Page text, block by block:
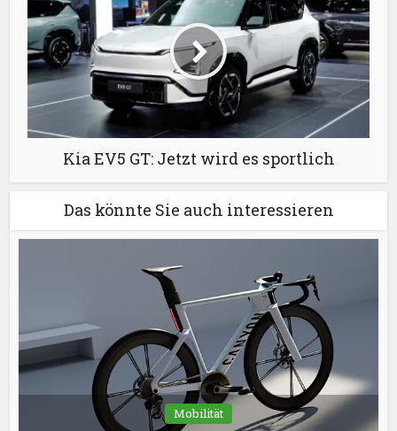
Kia EV5 GT: Jetzt wird es sportlich
Das könnte Sie auch interessieren
Mobilität